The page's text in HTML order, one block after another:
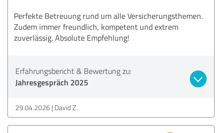
Perfekte Betreuung rund um alle Versicherungsthemen.
Zudem immer freundlich, kompetent und extrem
zuverlässig. Absolute Empfehlung!
Erfahrungsbericht & Bewertung zu:
Jahresgespräch 2025
29.04.2026 David Z.